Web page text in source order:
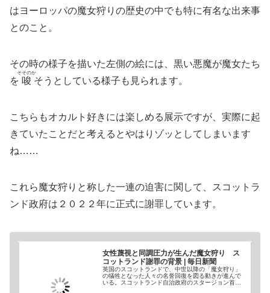
はヨーロッパの魔女狩りの歴史の中でも特に有名な出来事
とのこと。
その時の様子を描いた左側の絵には、黒い悪魔が魔女たち
を 唆
そそのか
そうとしている様子も見られます。
こちらもオカルト好きには楽しめる展示ですが、実際に起
きていたことだと考えるとやはりゾッとしてしまいます
ね……
これら魔女狩りと称した一連の迫害に関して、スコットラ
ンド政府は２０２２年に正式に謝罪しています。
女性蔑視と同調圧力が生んだ魔女狩り ス
コットランド謝罪の背景 | 毎日新聞
英国のスコットランドで、中世以降の「魔女狩り」
の犠牲となった人々の名誉回復を図る動きが進んで
いる。スコットランド自治政府のスタージョン首相